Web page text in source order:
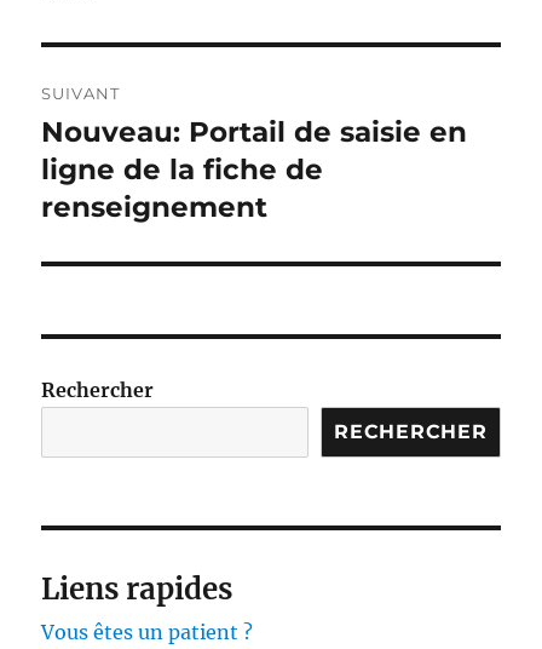
SUIVANT
Publication
suivante :
Nouveau: Portail de saisie en
ligne de la fiche de
renseignement
Rechercher
RECHERCHER
Liens rapides
Vous êtes un patient ?